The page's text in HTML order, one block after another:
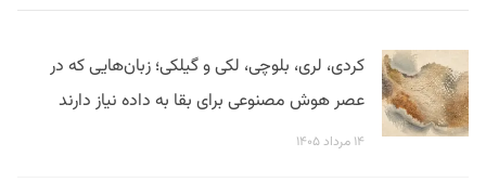
کردی، لری، بلوچی، لکی و گیلکی؛ زبان‌هایی که در
عصر هوش مصنوعی برای بقا به داده نیاز دارند
۱۴ مرداد ۱۴۰۵